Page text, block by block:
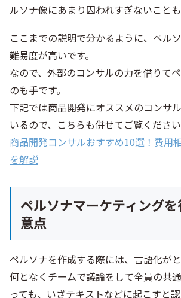
ルソナ像にあまり囚われすぎないことも
ここまでの説明で分かるように、ペル
難易度が高いです。
なので、外部のコンサルの力を借りて
のも手です。
下記では商品開発にオススメのコンサ
いるので、こちらも併せてご覧ください
商品開発コンサルおすすめ10選！費用
を解説
ペルソナマーケティング
意点
ペルソナを作成する際には、言語化がと
何となくチームで議論をして全員の共
っても、いざテキストなどに起こすと